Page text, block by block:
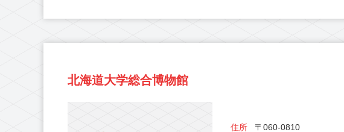
北海道大学総合博物館
住所 〒060-0810